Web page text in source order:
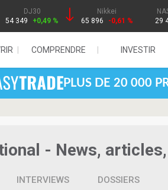
DJ30
54 349
+0,49 %
Nikkei
65 896
-0,61 %
29
COMPRENDRE INVESTIR
PLUS DE 20 000
- News,
INTERVIEWS DOSSIERS